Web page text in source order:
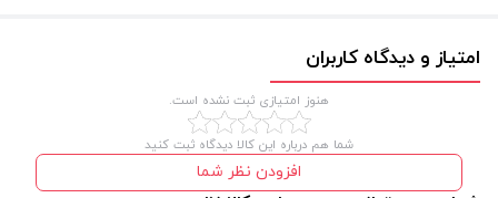
به جز کمپرسور بادی که با برق کار می کنند دو نوع کمپرسور باد دیگر نیز وجود
دارد: دیزلی و فندکی. کمپرسورهای دیزلی قدرت تولید باد بسیار بالایی دارند و
حجم و وزن زیادی هم دارند و از همین رو آن‌ ها را در صنایع سنگین به کار
می‌گیرند. کمپرسورهای فندکی اما اندازه کوچکی و با باطری ماشی کار می کنند
در ماشین نگهداری می‌شوند، برای تتنظیم باد لاستیک و کارهای مشابه
امتیاز و دیدگاه کاربران
هنوز امتیازی ثبت نشده است.
شما هم درباره این کالا دیدگاه ثبت کنید
افزودن نظر شما